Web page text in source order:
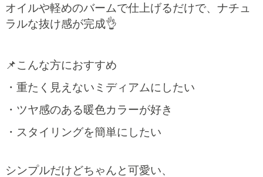
オイルや軽めのバームで仕上げるだけで、ナチュ
ラルな抜け感が完成👌
📌こんな方におすすめ
・重たく見えないミディアムにしたい
・ツヤ感のある暖色カラーが好き
・スタイリングを簡単にしたい
シンプルだけどちゃんと可愛い、